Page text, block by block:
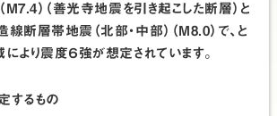
7.4）（善光寺地震を引き起こした断層）と
断層帯地震（北部・中部）（Ｍ8.0）で、と
より震度６強が想定されています。
するもの